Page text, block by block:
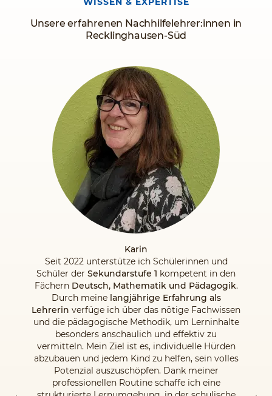
Ob es um individuelle Förderung, gezielte Nachhilfe,
Ferienkurse oder die Vorbereitung auf eine
Abschlussprüfung geht, wir haben für Ihr Kind die passende
Lösung parat. Die Schülerhilfe Recklinghausen-Süd ist Ihr
Alters- und Klassenstufen. Sie erreichen mich zu den
Bürozeiten persönlich in der Schülerhilfe Recklinghausen-
Süd. Selbstverständlich bin ich auch telefonisch erreichbar,
außerdem per WhatsApp/mobil unter 0173/6493102. Ich
freue mich auf Ihren Anruf oder Ihren Besuch.
Ilka Ginzel"
Unsere erfahrenen Nachhilfelehrer:innen in
Recklinghausen-Süd
Karin
Seit 2022 unterstütze ich Schülerinnen und
Schüler der Sekundarstufe 1 kompetent in den
Fächern Deutsch, Mathematik und Pädagogik.
Durch meine langjährige Erfahrung als
Lehrerin verfüge ich über das nötige Fachwissen
und die pädagogische Methodik, um Lerninhalte
besonders anschaulich und effektiv zu
vermitteln. Mein Ziel ist es, individuelle Hürden
abzubauen und jedem Kind zu helfen, sein volles
Potenzial auszuschöpfen. Dank meiner
professionellen Routine schaffe ich eine